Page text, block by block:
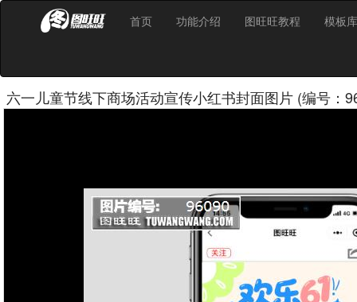
首页 功能介绍 图旺旺教程 模板库
六一儿童节线下商场活动宣传小红书封面图片 (编号：